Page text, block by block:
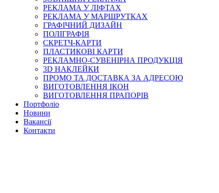
РЕКЛАМА У ЛІФТАХ
РЕКЛАМА У МАРШРУТКАХ
ГРАФІЧНИЙ ДИЗАЙН
ПОЛІГРАФІЯ
СКРЕТЧ-КАРТИ
ПЛАСТИКОВІ КАРТИ
РЕКЛАМНО-СУВЕНІРНА ПРОДУКЦІЯ
3D НАКЛЕЙКИ
ПРОМО ТА ДОСТАВКА ЗА АДРЕСОЮ
ВИГОТОВЛЕННЯ ІКОН
ВИГОТОВЛЕННЯ ПРАПОРІВ
Портфоліо
Новини
Вакансії
Контакти